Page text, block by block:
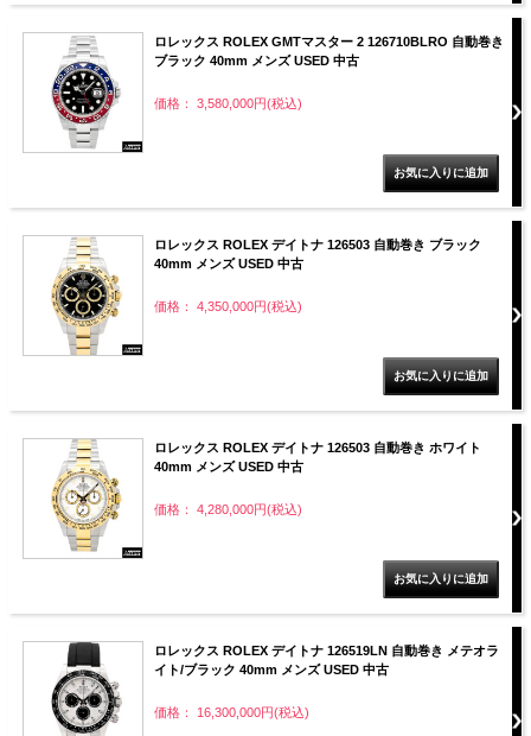
ロレックス ROLEX GMTマスター 2 126710BLRO 自動巻き
ブラック 40mm メンズ USED 中古
価格： 3,580,000円(税込)
ロレックス ROLEX デイトナ 126503 自動巻き ブラック
40mm メンズ USED 中古
価格： 4,350,000円(税込)
ロレックス ROLEX デイトナ 126503 自動巻き ホワイト
40mm メンズ USED 中古
価格： 4,280,000円(税込)
ロレックス ROLEX デイトナ 126519LN 自動巻き メテオラ
イト/ブラック 40mm メンズ USED 中古
価格： 16,300,000円(税込)